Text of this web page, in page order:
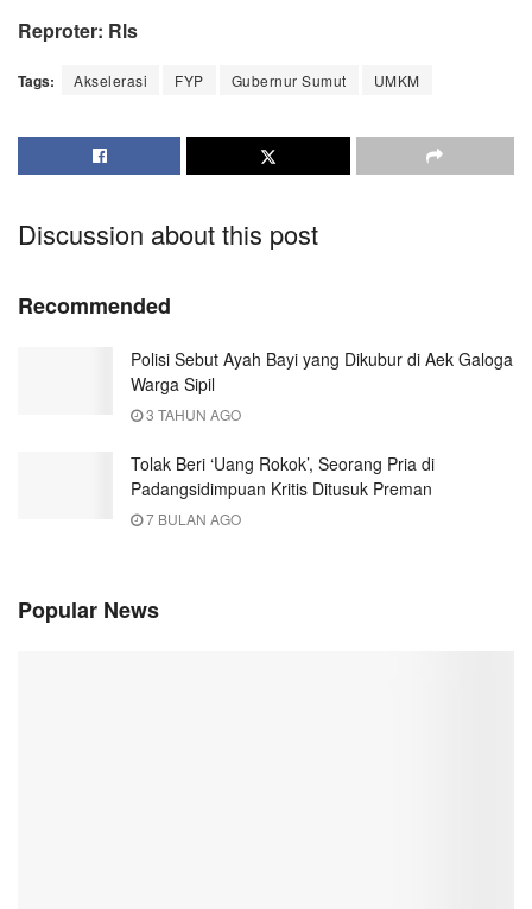
Reproter: Rls
Tags: Akselerasi FYP Gubernur Sumut UMKM
Discussion about this post
Recommended
Polisi Sebut Ayah Bayi yang Dikubur di Aek Galoga
Warga Sipil
3 TAHUN AGO
Tolak Beri ‘Uang Rokok’, Seorang Pria di
Padangsidimpuan Kritis Ditusuk Preman
7 BULAN AGO
Popular News